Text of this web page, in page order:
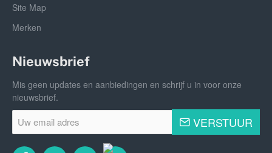
Site Map
Merken
Nieuwsbrief
Mis geen updates en aanbiedingen en schrijf u in voor onze
nieuwsbrief.
Uw
email
adres
VERSTUUR